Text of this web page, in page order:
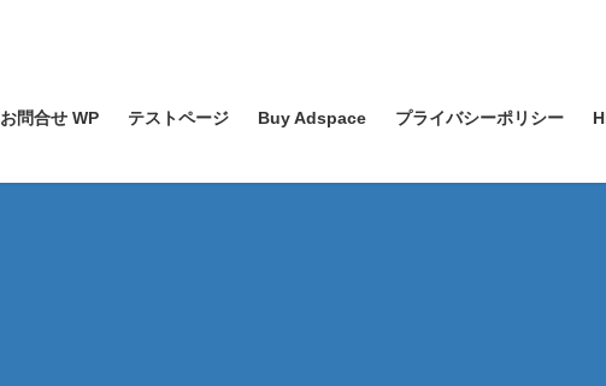
お問合せ WP テストページ Buy Adspace プライバシーポリシー